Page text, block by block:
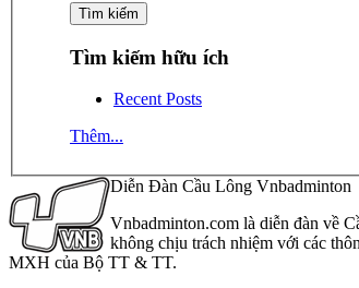
Tìm kiếm hữu ích
Recent Posts
Thêm...
Diễn Đàn Cầu Lông Vnbadminton
Vnbadminton.com là diễn đàn về
không chịu trách nhiệm với các
MXH của Bộ TT & TT.